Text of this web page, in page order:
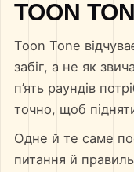
TOON
Toon Tone
забіг, а не як
п’ять раундів
точно, щоб
Одне й те саме
питання й